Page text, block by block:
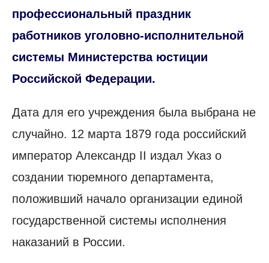
профессиональный праздник
работников уголовно-исполнительной
системы Министерства юстиции
Российской Федерации.
Дата для его учреждения была выбрана не
случайно. 12 марта 1879 года российский
император Александр II издал Указ о
создании тюремного департамента,
положивший начало организации единой
государственной системы исполнения
наказаний в России.